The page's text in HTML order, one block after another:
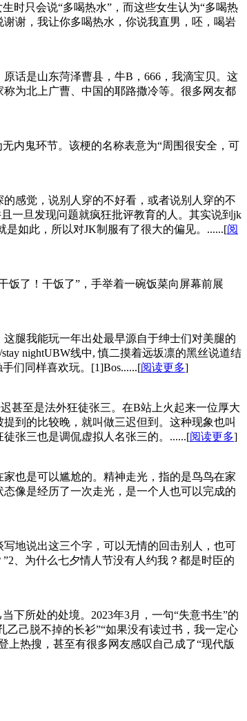
时只会说“多喝热水”，而这些女生认为“多喝热
谢，我让你多喝热水，你说我直男，呸，喝岩
话是山东菏泽曹县，牛B，666，我滴宝贝。这
为北上广曹、中国的耶路撒冷等。很多网友都
内鬼环节。该梗的名称表意为“周围很安全，可
感觉，说别人穿的不好看，或者说别人穿的不
一旦发现问题就疯狂批评教育的人。其实说到jk
如此，所以对JK制服有了很大的偏见。......[阅
饭了！干饭了”，手举着一碗饭菜向屏幕前展
腿我能玩一年出处最早源自于绅士们对美腿的
nightUBW线中, 慎二摸着远坂凛的黑丝说道结
们同样喜欢玩。[1]Bos......[阅读更多]
甚至是法外狂徒张三。在B站上火起来一位厚大
到的比较晚，就叫做三迟但到。这种现象也叫
张三也是调侃虚拟人名张三的。......[阅读更多]
也是可以尴尬的。精神走光，指的是鸟鸟在家
像是经历了一次走光，是一个人也可以完成的
地说出这三个字，可以无情的回击别人，也可
、为什么七夕情人节没有人约我？都是时臣的
下所处的处境。2023年3月，一句“失意书生”的
己脱不掉的长衫”“如果没有读过书，我一定心
上热搜，甚至有很多网友感叹自己成了“现代版